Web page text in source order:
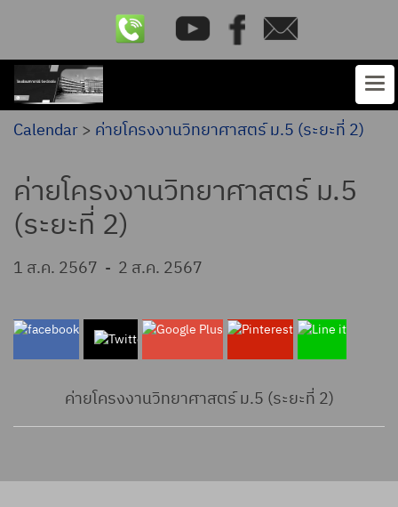
Calendar> ค่ายโครงงานวิทยาศาสตร์ ม.5 (ระยะที่ 2)
ค่ายโครงงานวิทยาศาสตร์ ม.5
(ระยะที่ 2)
1 ส.ค. 2567 - 2 ส.ค. 2567
ค่ายโครงงานวิทยาศาสตร์ ม.5 (ระยะที่ 2)